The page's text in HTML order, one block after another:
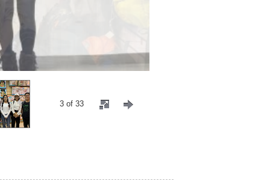
3 of 33